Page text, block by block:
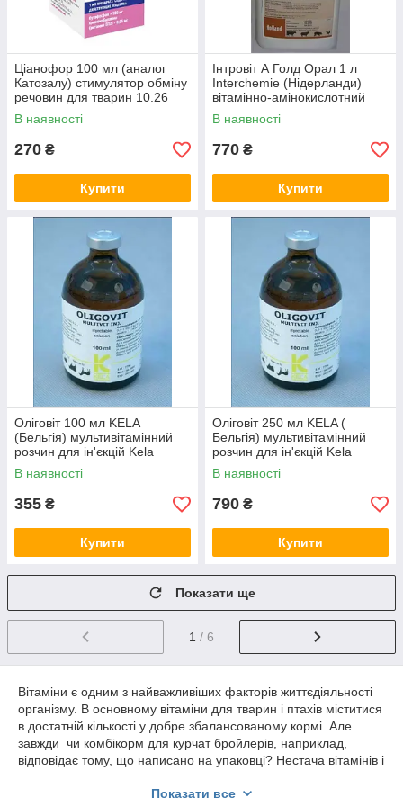
Ціанофор 100 мл (аналог
Катозалу) стимулятор обміну
речовин для тварин 10.26
В наявності
270 ₴
Купити
Інтровіт А Голд Орал 1 л
Interchemie (Нідерланди)
вітамінно-амінокислотний
комплекс
В наявності
770 ₴
Купити
Оліговіт 100 мл KELA
(Бельгія) мультивітамінний
розчин для ін'єкцій Kela
(Бельгія)
В наявності
355 ₴
Купити
Оліговіт 250 мл KELA (
Бельгія) мультивітамінний
розчин для ін'єкцій Kela
(Бельгія)
В наявності
790 ₴
Купити
Показати ще
1 / 6
Вітаміни є одним з найважливіших факторів життєдіяльності
організму. В основному вітаміни для тварин і птахів міститися
в достатній кількості у добре збалансованому кормі. Але
завжди чи комбікорм для курчат бройлерів, наприклад,
відповідає тому, що написано на упаковці? Нестача вітамінів і
показників продуктивності, затримці росту та розвитку
Показати все